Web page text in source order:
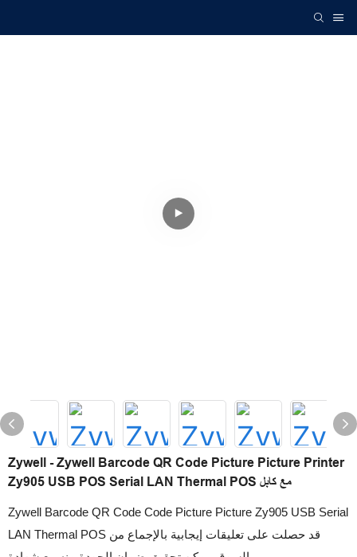
Zywell - Zywell Barcode QR Code Picture Picture Printer
Zy905 USB POS Serial LAN Thermal POS مع كابل
Zywell Barcode QR Code Code Picture Picture Zy905 USB Serial
LAN Thermal POS قد حصلت على تعليقات إيجابية بالإجماع من